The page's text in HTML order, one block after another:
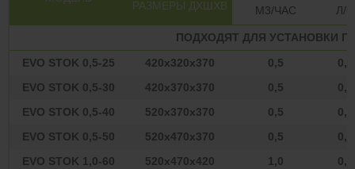
РАЗМЕРЫ ДХШХВ
М3/ЧАС Л/С
ПОДХОДЯТ ДЛЯ УСТАНОВКИ
EVO STOK 0,5-25
420х320х370 0,5
0,1
EVO STOK 0,5-30
420х370х370 0,5
0,1
EVO STOK 0,5-40
520х370х370 0,5
0,1
EVO STOK 0,5-50
520х470х370 0,5
0,1
EVO STOK 1,0-60
520х470х420 1,0
0,3